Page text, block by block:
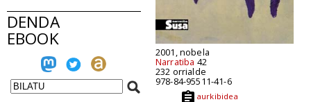
DENDA
EBOOK
2001, nobela
Narratiba 42
232 orrialde
978-84-95511-41-6
aurkibidea